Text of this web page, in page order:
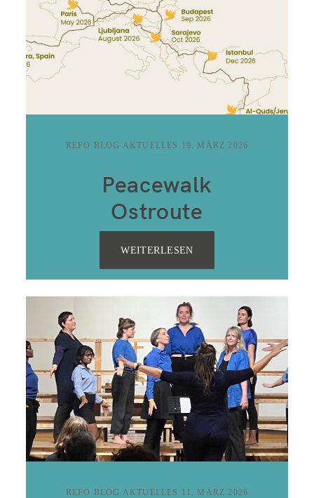
REFO BLOG AKTUELLES 19. MÄRZ 2026
Peacewalk
Ostroute
WEITERLESEN
REFO BLOG AKTUELLES 11. MÄRZ 2026